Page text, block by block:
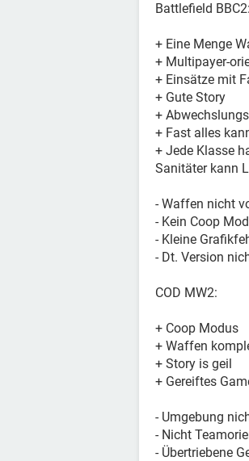
Battlefield BBC2:
+ Eine Menge
+ Multipayer-
+ Einsätze mit
+ Gute Story
+
+ Fast alles
+ Jede Klasse
Sanitäter kann
- Waffen nicht
- Kein Coop
- Kleine
- Dt. Version
COD MW2:
+ Coop Modus
+ Waffen
+ Story is geil
+ Gereiftes
- Umgebung
- Nicht
- Übertriebene